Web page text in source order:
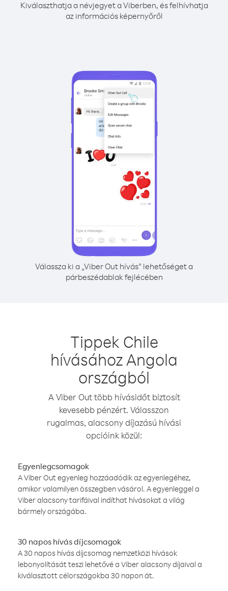
Kiválaszthatja a névjegyet a Viberben, és felhívhatja
az információs képernyőről
Válassza ki a „Viber Out hívás” lehetőséget a
párbeszédablak fejlécében
Tippek Chile
hívásához Angola
országból
A Viber Out több hívásidőt biztosít
kevesebb pénzért. Válasszon
rugalmas, alacsony díjazású hívási
opcióink közül:
Egyenlegcsomagok
A Viber Out egyenleg hozzáadódik az egyenlegéhez,
amikor valamilyen összegben vásárol. A egyenleggel a
Viber alacsony tarifáival indíthat hívásokat a világ
bármely országába.
30 napos hívás díjcsomagok
A 30 napos hívás díjcsomag nemzetközi hívások
lebonyolítását teszi lehetővé a Viber alacsony díjaival a
kiválasztott célországokba 30 napon át.